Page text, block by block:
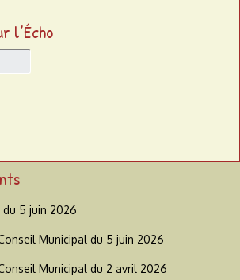
l’Écho
du 5 juin 2026
Municipal du 5 juin 2026
Municipal du 2 avril 2026